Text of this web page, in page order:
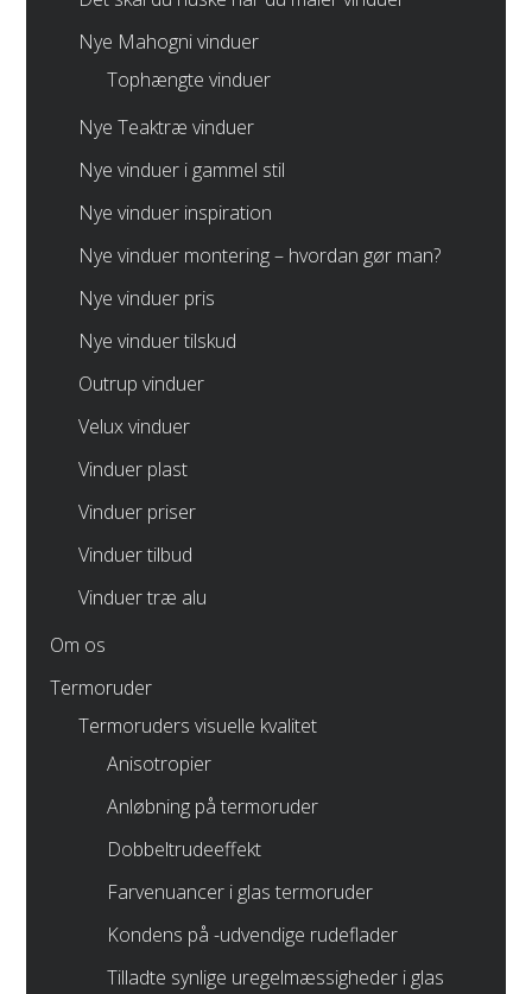
Nye Mahogni vinduer
Tophængte vinduer
Nye Teaktræ vinduer
Nye vinduer i gammel stil
Nye vinduer inspiration
Nye vinduer montering – hvordan gør man?
Nye vinduer pris
Nye vinduer tilskud
Outrup vinduer
Velux vinduer
Vinduer plast
Vinduer priser
Vinduer tilbud
Vinduer træ alu
Om os
Termoruder
Termoruders visuelle kvalitet
Anisotropier
Anløbning på termoruder
Dobbeltrudeeffekt
Farvenuancer i glas termoruder
Kondens på -udvendige rudeflader
Tilladte synlige uregelmæssigheder i glas